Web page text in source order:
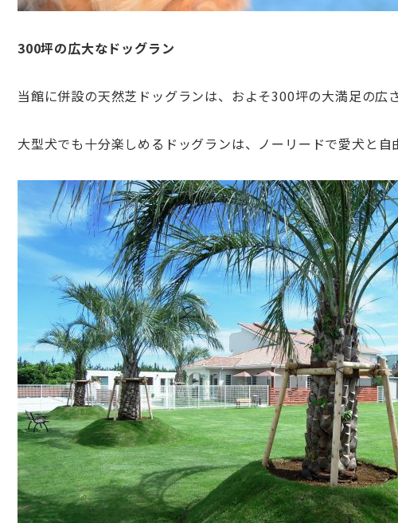
300坪の広大なドッグラン
当館に併設の天然芝ドッグランは、およそ300坪の大満足の広さ
大型犬でも十分楽しめるドッグランは、ノーリードで愛犬と自